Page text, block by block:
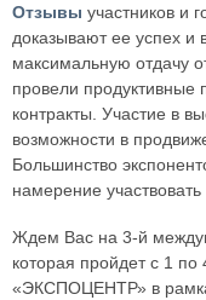
Отзывы участников и
доказывают ее успех и
максимальную отдачу
провели продуктивные
контракты. Участие в
возможности в
Большинство
намерение
Ждем Вас на 3-й
которая пройдет с 1
«ЭКСПОЦЕНТР» в